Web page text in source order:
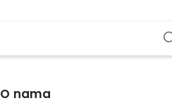
O nama